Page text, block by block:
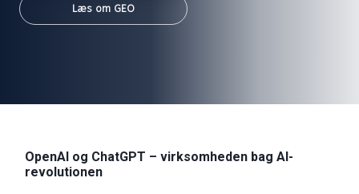
Læs om GEO
OpenAI og ChatGPT – virksomheden bag AI-
revolutionen